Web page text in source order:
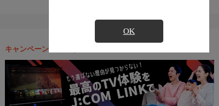
OK
キャンペーン・お得な情報